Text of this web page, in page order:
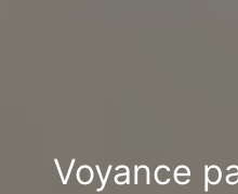
Voyance